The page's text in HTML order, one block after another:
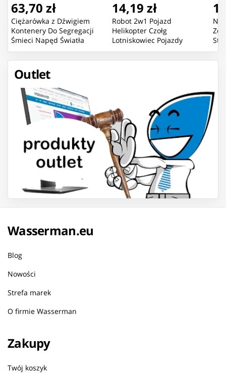
63,70 zł
Ciężarówka z Dźwigiem
Kontenery Do Segregacji
Śmieci Napęd Światła
Dźwięk
14,19 zł
Robot 2w1 Pojazd
Helikopter Czołg
Lotniskowiec Pojazdy
Bojowe Mix
Outlet
Wasserman.eu
Blog
Nowości
Strefa marek
O firmie Wasserman
Zakupy
Twój koszyk